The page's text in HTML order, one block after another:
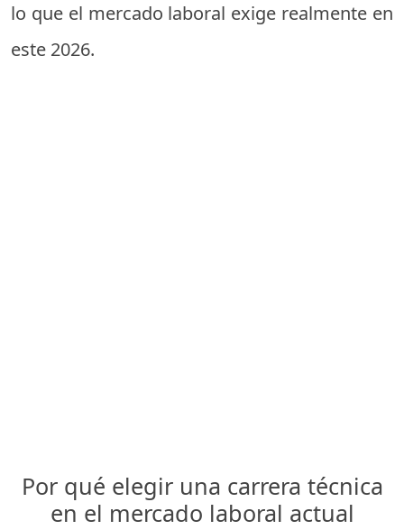
lo que el mercado laboral exige realmente en
este 2026.
Por qué elegir una carrera técnica
en el mercado laboral actual